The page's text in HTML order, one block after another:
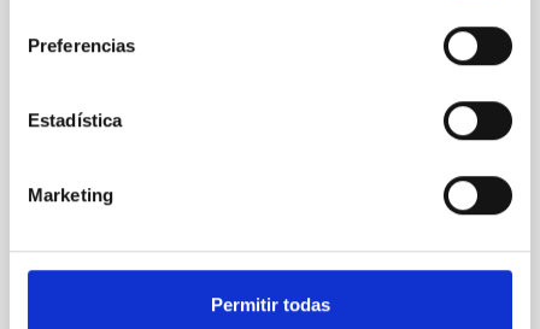
Preferencias
Estadística
Marketing
Permitir todas
In a magnetically dominated model of star formation,
we expect to see alignments between the magnetic
cloud-scale magnetic field. A. Pandhi et al. showed
instead, however, that the orientation of cores and